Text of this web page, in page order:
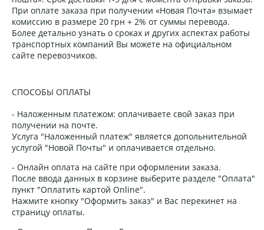
При оплате заказа при получении «Новая Почта» взымает
комиссию в размере 20 грн + 2% от суммы перевода.
Более детально узнать о сроках и других аспектах работы
транспортных компаний Вы можете на официальном
сайте перевозчиков.
СПОСОБЫ ОПЛАТЫ
- Наложенным платежом: оплачиваете свой заказ при
получении на почте.
Услуга "Наложенный платеж" является допольнительной
услугой "Новой Почты" и оплачивается отдельно.
- Онлайн оплата на сайте при оформлении заказа.
После ввода данных в корзине выберите разделе "Оплата"
пункт "Оплатить картой Online".
Нажмите кнопку "Оформить заказ" и Вас перекинет на
страницу оплаты.